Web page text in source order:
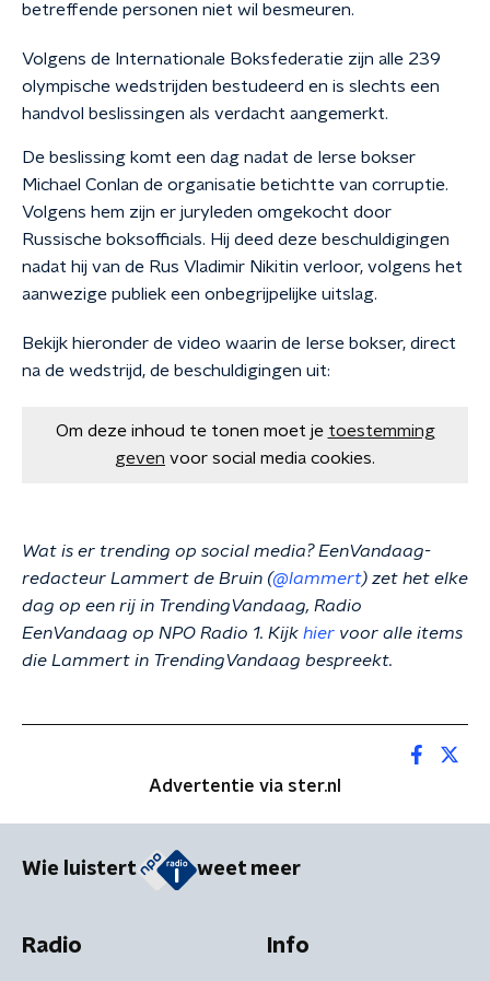
betreffende personen niet wil besmeuren.
Volgens de Internationale Boksfederatie zijn alle 239
olympische wedstrijden bestudeerd en is slechts een
handvol beslissingen als verdacht aangemerkt.
De beslissing komt een dag nadat de Ierse bokser
Michael Conlan de organisatie betichtte van corruptie.
Volgens hem zijn er juryleden omgekocht door
Russische boksofficials. Hij deed deze beschuldigingen
nadat hij van de Rus Vladimir Nikitin verloor, volgens het
aanwezige publiek een onbegrijpelijke uitslag.
Bekijk hieronder de video waarin de Ierse bokser, direct
na de wedstrijd, de beschuldigingen uit:
Om deze inhoud te tonen moet je toestemming
geven voor social media cookies.
Wat is er trending op social media? EenVandaag-
redacteur Lammert de Bruin (@lammert) zet het elke
dag op een rij in TrendingVandaag, Radio
EenVandaag op NPO Radio 1. Kijk hier voor alle items
die Lammert in TrendingVandaag bespreekt.
Advertentie via ster.nl
Wie luistert weet meer
Radio Info